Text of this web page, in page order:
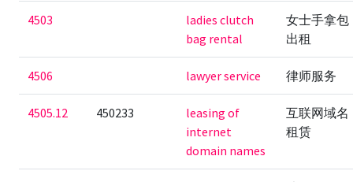
4503
ladies clutch
bag rental
女士手拿包
出租
4506 lawyer service 律师服务
4505.12 450233
leasing of
internet
domain names
互联网域名
租赁